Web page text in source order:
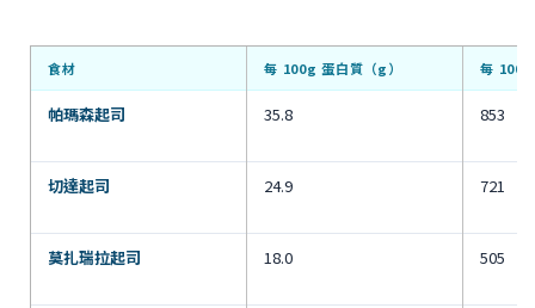
食材 每 100g 蛋白質（g） 每
帕瑪森起司 35.8 853
切達起司 24.9 721
莫扎瑞拉起司 18.0 505